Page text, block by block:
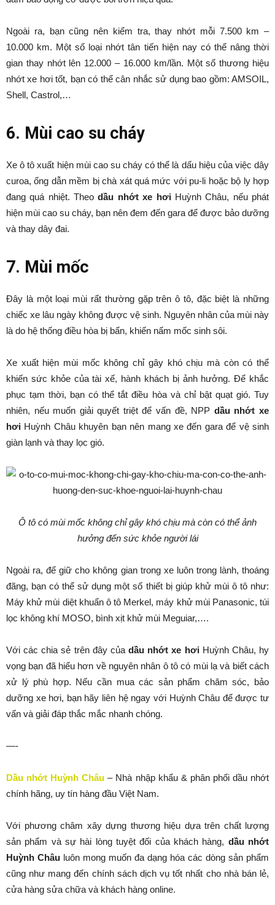
Ngoài ra, bạn cũng nên kiểm tra, thay nhớt mỗi 7.500 km –
10.000 km. Một số loại nhớt tân tiến hiện nay có thể nâng thời
gian thay nhớt lên 12.000 – 16.000 km/lần. Một số thương hiệu
nhớt xe hơi tốt, bạn có thể cân nhắc sử dụng bao gồm: AMSOIL,
Shell, Castrol,…
6. Mùi cao su cháy
Xe ô tô xuất hiện mùi cao su cháy có thể là dấu hiệu của việc dây
curoa, ống dẫn mềm bị chà xát quá mức với pu-li hoặc bộ ly hợp
đang quá nhiệt. Theodầu nhớt xe hơi Huỳnh Châu, nếu phát
hiện mùi cao su cháy, bạn nên đem đến gara để được bảo dưỡng
và thay dây đai.
7. Mùi mốc
Đây là một loại mùi rất thường gặp trên ô tô, đặc biệt là những
chiếc xe lâu ngày không được vệ sinh. Nguyên nhân của mùi này
là do hệ thống điều hòa bị bẩn, khiến nấm mốc sinh sôi.
Xe xuất hiện mùi mốc không chỉ gây khó chịu mà còn có thể
khiến sức khỏe của tài xế, hành khách bị ảnh hưởng. Để khắc
phục tạm thời, bạn có thể tắt điều hòa và chỉ bật quạt gió. Tuy
nhiên, nếu muốn giải quyết triệt để vấn đề, NPP dầu nhớt xe
hơi Huỳnh Châu khuyên bạn nên mang xe đến gara để vệ sinh
giàn lạnh và thay lọc gió.
Ô tô có mùi mốc không chỉ gây khó chịu mà còn có thể ảnh
hưởng đến sức khỏe người lái
Ngoài ra, để giữ cho không gian trong xe luôn trong lành, thoáng
đãng, bạn có thể sử dụng một số thiết bị giúp khử mùi ô tô như:
Máy khử mùi diệt khuẩn ô tô Merkel, máy khử mùi Panasonic, túi
lọc không khí MOSO, bình xịt khử mùi Meguiar,….
Với các chia sẻ trên đây củadầu nhớt xe hơi Huỳnh Châu, hy
vọng bạn đã hiểu hơn về nguyên nhân ô tô có mùi lạ và biết cách
xử lý phù hợp. Nếu cần mua các sản phẩm chăm sóc, bảo
dưỡng xe hơi, bạn hãy liên hệ ngay với Huỳnh Châu để được tư
vấn và giải đáp thắc mắc nhanh chóng.
—-
Dầu nhớt Huỳnh Châu – Nhà nhập khẩu & phân phối dầu nhớt
chính hãng, uy tín hàng đầu Việt Nam.
Với phương châm xây dựng thương hiệu dựa trên chất lượng
sản phẩm và sự hài lòng tuyệt đối của khách hàng, dầu nhớt
Huỳnh Châu luôn mong muốn đa dạng hóa các dòng sản phẩm
cũng như mang đến chính sách dịch vụ tốt nhất cho nhà bán lẻ,
cửa hàng sửa chữa và khách hàng online.